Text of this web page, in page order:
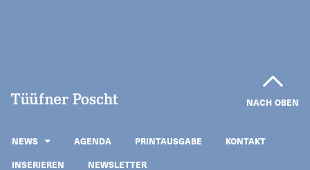
NACH OBEN
NEWS AGENDA PRINTAUSGABE
KONTAKT
INSERIEREN
NEWSLETTER